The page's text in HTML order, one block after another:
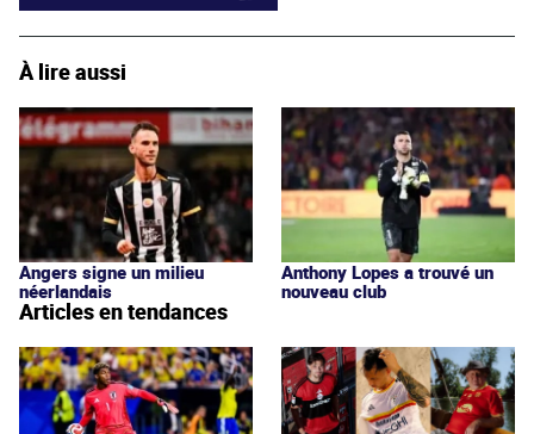
À lire aussi
Angers signe un milieu
néerlandais
Anthony Lopes a trouvé un
nouveau club
Articles en tendances